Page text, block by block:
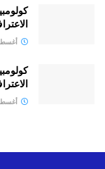
أغسطس 8,
أغسطس 8,